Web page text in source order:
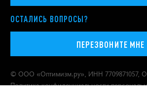
ОСТАЛИСЬ ВОПРОСЫ?
ПЕРЕЗВОНИТЕ МНЕ
© ООО «Оптимизм.ру», ИНН 7709871057,
Политика конфиденциальности